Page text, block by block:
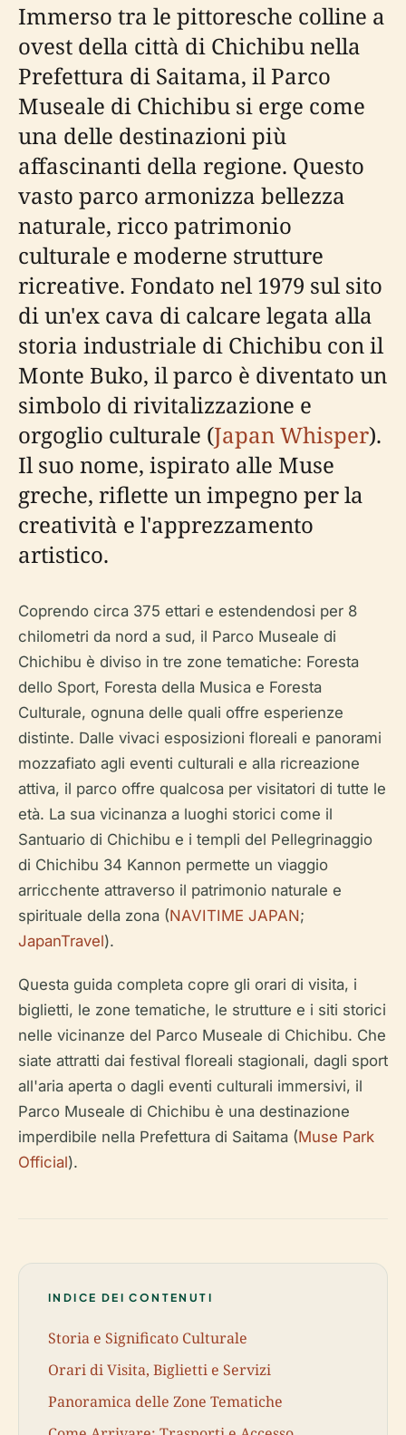
Immerso tra le pittoresche colline a
ovest della città di Chichibu nella
Prefettura di Saitama, il Parco
Museale di Chichibu si erge come
una delle destinazioni più
affascinanti della regione. Questo
vasto parco armonizza bellezza
naturale, ricco patrimonio
culturale e moderne strutture
ricreative. Fondato nel 1979 sul sito
di un'ex cava di calcare legata alla
storia industriale di Chichibu con il
Monte Buko, il parco è diventato un
simbolo di rivitalizzazione e
orgoglio culturale (Japan Whisper).
Il suo nome, ispirato alle Muse
greche, riflette un impegno per la
creatività e l'apprezzamento
artistico.
Coprendo circa 375 ettari e estendendosi per 8
chilometri da nord a sud, il Parco Museale di
Chichibu è diviso in tre zone tematiche: Foresta
dello Sport, Foresta della Musica e Foresta
Culturale, ognuna delle quali offre esperienze
distinte. Dalle vivaci esposizioni floreali e panorami
mozzafiato agli eventi culturali e alla ricreazione
attiva, il parco offre qualcosa per visitatori di tutte le
età. La sua vicinanza a luoghi storici come il
Santuario di Chichibu e i templi del Pellegrinaggio
di Chichibu 34 Kannon permette un viaggio
arricchente attraverso il patrimonio naturale e
spirituale della zona (NAVITIME JAPAN;
JapanTravel).
Questa guida completa copre gli orari di visita, i
biglietti, le zone tematiche, le strutture e i siti storici
nelle vicinanze del Parco Museale di Chichibu. Che
siate attratti dai festival floreali stagionali, dagli sport
all'aria aperta o dagli eventi culturali immersivi, il
Parco Museale di Chichibu è una destinazione
imperdibile nella Prefettura di Saitama (Muse Park
Official).
INDICE DEI CONTENUTI
Storia e Significato Culturale
Orari di Visita, Biglietti e Servizi
Panoramica delle Zone Tematiche